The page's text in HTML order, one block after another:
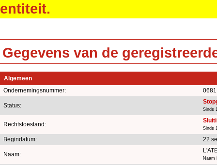
entiteit.
Gegevens van de
Algemeen
Ondernemingsnummer:
Status:
Sinds
Rechtstoestand:
Sinds
Begindatum: 22
Naam:
Naam